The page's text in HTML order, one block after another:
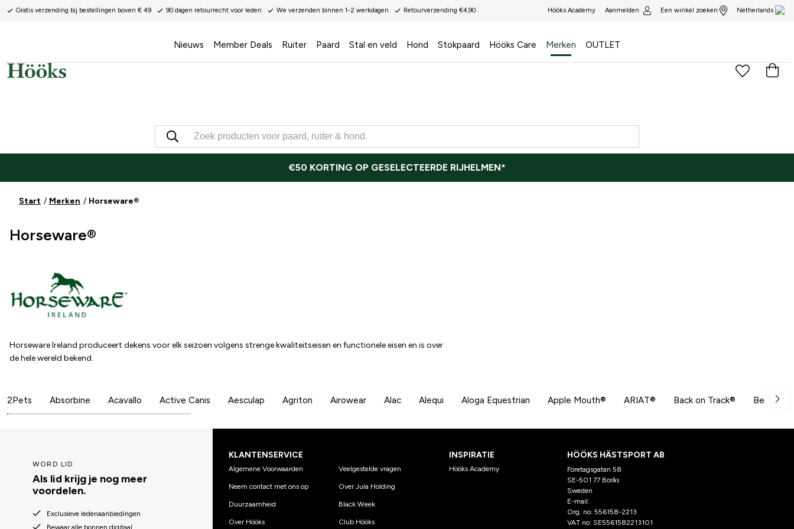
Gratis verzending bij bestellingen boven € 49 90 dagen retourrecht voor leden We verzenden binnen 1-2 werkdagen Retourverzending €4,90 Hööks Academy Aanmelden Een winkel zoeken Netherlands
Nieuws Member Deals Ruiter Paard Stal en veld Hond Stokpaard Hööks Care Merken OUTLET
€50 KORTING OP GESELECTEERDE RIJHELMEN*
Start Merken Horseware®
Horseware®
Horseware Ireland produceert dekens voor elk seizoen volgens strenge kwaliteitseisen en functionele eisen en is over
de hele wereld bekend.
2Pets Absorbine Acavallo Active Canis Aesculap Agriton Airowear Alac Alequi Aloga Equestrian Apple Mouth® ARIAT® Back on Track® Beris
WORD LID
Als lid krijg je nog meer
voordelen.
Exclusieve ledenaanbiedingen
Bewaar alle bonnen digitaal
KLANTENSERVICE
Algemene Voorwaarden
Neem contact met ons op
Duurzaamheid
Over Hööks
Veelgestelde vragen
Over Jula Holding
Black Week
Club Hööks
INSPIRATIE
Hööks Academy
HÖÖKS HÄSTSPORT AB
Företagsgatan 58
SE-501 77 Borås
Sweden
E-mail:
Org. no: 556158-2213
VAT no: SE5561582213101